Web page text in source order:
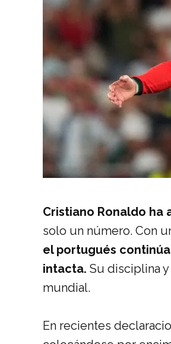
Cristiano Ronaldo ha
solo un número. Con
el portugués
intacta. Su disciplina
mundial.
En recientes